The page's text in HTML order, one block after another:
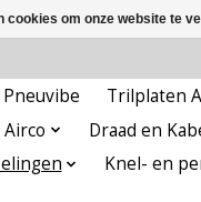
Trilplaten
Airco Draad en
Knel- en
cookies om onze website te